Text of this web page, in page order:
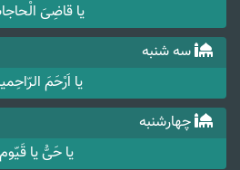
یا قاضِیَ
سه شنبه
یا اَرْحَمَ
چهارشنبه
یا حَیُّ یا قَیّوم